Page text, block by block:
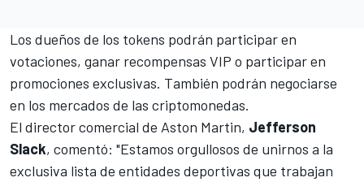
Los dueños de los tokens podrán participar en
votaciones, ganar recompensas VIP o participar en
promociones exclusivas. También podrán negociarse
en los mercados de las criptomonedas.
El director comercial de Aston Martin, Jefferson
Slack, comentó: "Estamos orgullosos de unirnos a la
exclusiva lista de entidades deportivas que trabajan